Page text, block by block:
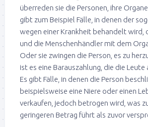
überreden sie die Personen, ihre
gibt zum Beispiel Fälle, in denen der
wegen einer Krankheit behandelt wird,
und die Menschenhändler mit dem
Oder sie zwingen die Person, es zu
ist es eine Barauszahlung, die die Leute
Es gibt Fälle, in denen die Person
beispielsweise eine Niere oder einen
verkaufen, jedoch betrogen wird, was
geringeren Betrag führt als zuvor